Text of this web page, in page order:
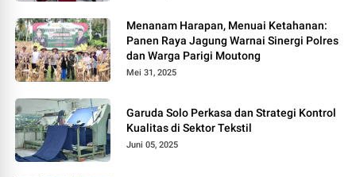
Menanam Harapan, Menuai Ketahanan:
Panen Raya Jagung Warnai Sinergi Polres
dan Warga Parigi Moutong
Mei 31, 2025
Garuda Solo Perkasa dan Strategi Kontrol
Kualitas di Sektor Tekstil
Juni 05, 2025